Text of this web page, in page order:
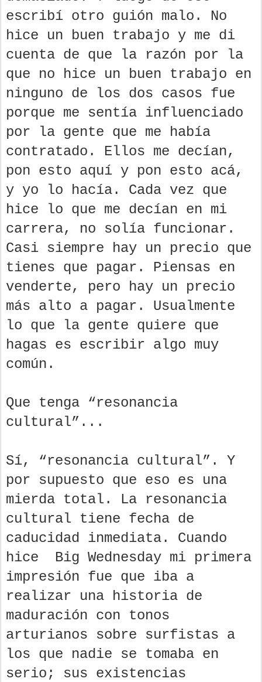
escribí otro guión malo. No
hice un buen trabajo y me di
cuenta de que la razón por la
que no hice un buen trabajo en
ninguno de los dos casos fue
porque me sentía influenciado
por la gente que me había
contratado. Ellos me decían,
pon esto aquí y pon esto acá,
y yo lo hacía. Cada vez que
hice lo que me decían en mi
carrera, no solía funcionar.
Casi siempre hay un precio que
tienes que pagar. Piensas en
venderte, pero hay un precio
más alto a pagar. Usualmente
lo que la gente quiere que
hagas es escribir algo muy
común.
Que tenga “resonancia
cultural”...
Sí, “resonancia cultural”. Y
por supuesto que eso es una
mierda total. La resonancia
cultural tiene fecha de
caducidad inmediata. Cuando
hice Big Wednesday mi primera
impresión fue que iba a
realizar una historia de
maduración con tonos
arturianos sobre surfistas a
los que nadie se tomaba en
serio; sus existencias